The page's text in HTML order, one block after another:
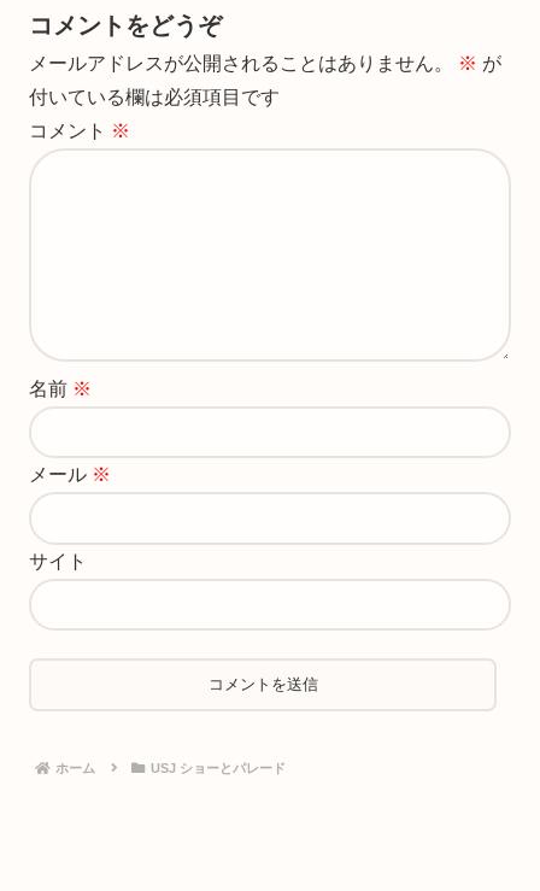
コメントをどうぞ
メールアドレスが公開されることはありません。 ※ が
付いている欄は必須項目です
コメント ※
名前 ※
メール ※
サイト
ホーム USJ ショーとパレード